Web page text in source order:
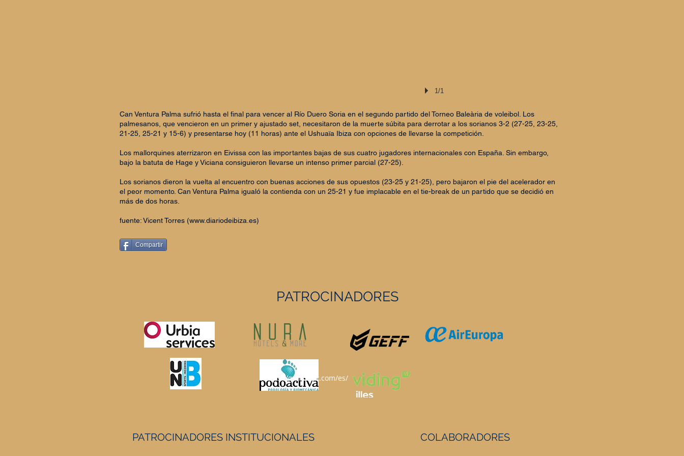
1/1
Can Ventura Palma sufrió hasta el final para vencer al Río Duero Soria en el segundo partido del Torneo Baleària de voleibol. Los
palmesanos, que vencieron en un primer y ajustado set, necesitaron de la muerte súbita para derrotar a los sorianos 3-2 (27-25, 23-25,
21-25, 25-21 y 15-6) y presentarse hoy (11 horas) ante el Ushuaïa Ibiza con opciones de llevarse la competición.
Los mallorquines aterrizaron en Eivissa con las importantes bajas de sus cuatro jugadores internacionales con España. Sin embargo,
bajo la batuta de Hage y Viciana consiguieron llevarse un intenso primer parcial (27-25).
Los sorianos dieron la vuelta al encuentro con buenas acciones de sus opuestos (23-25 y 21-25), pero bajaron el pie del acelerador en
el peor momento. Can Ventura Palma igualó la contienda con un 25-21 y fue implacable en el tie-break de un partido que se decidió en
más de dos horas.
fuente: Vicent Torres (www.diariodeibiza.es)
Compartir
PATROCINADORES
PATROCINADORES INSTITUCIONALES COLABORADORES
https://geffsport.com/es/